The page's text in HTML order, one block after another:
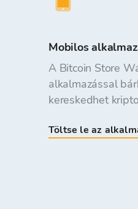
Mobilos
A Bitcoin Store
alkalmazással
kereskedhet
Töltse le az